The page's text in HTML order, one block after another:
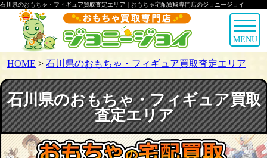
石川県のおもちゃ・フィギュア買取査定エリア｜おもちゃ宅配買取専門店のジョニージョイ
MENU
HOME > 石川県のおもちゃ・フィギュア買取査定エリア
石川県のおもちゃ・フィギュア買取
査定エリア